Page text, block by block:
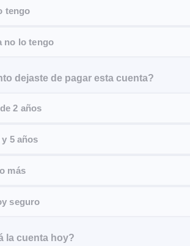
tengo
no lo tengo
dejaste de pagar esta cuenta?
2 años
5 años
más
seguro
la cuenta hoy?